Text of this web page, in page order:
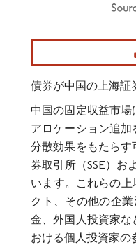
画像 © Mordor
債券が中国の上海証
中国の固定収益市
アロケーション追
分散効果をもたら
券取引所（SSE）お
います。これらの
クト、その他の企
金、外国人投資家
おける個人投資家の